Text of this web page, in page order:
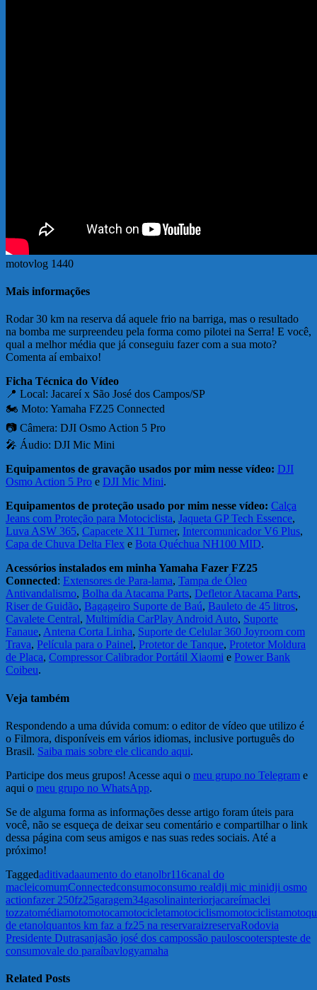
motovlog 1440
Mais informações
Rodar 30 km na reserva dá aquele frio na barriga, mas o resultado
na bomba me surpreendeu pela forma como pilotei na Serra! E você,
qual a melhor média que já conseguiu fazer com a sua moto?
Comenta aí embaixo!
Ficha Técnica do Vídeo
📍 Local: Jacareí x São José dos Campos/SP
🏍️ Moto: Yamaha FZ25 Connected
📷 Câmera: DJI Osmo Action 5 Pro
🎤 Áudio: DJI Mic Mini
Equipamentos de gravação usados por mim nesse vídeo: DJI
Osmo Action 5 Pro e DJI Mic Mini.
Equipamentos de proteção usado por mim nesse vídeo: Calça
Jeans com Proteção para Motociclista, Jaqueta GP Tech Essence,
Luva ASW 365, Capacete X11 Turner, Intercomunicador V6 Plus,
Capa de Chuva Delta Flex e Bota Quéchua NH100 MID.
Acessórios instalados em minha Yamaha Fazer FZ25
Connected: Extensores de Para-lama, Tampa de Óleo
Antivandalismo, Bolha da Atacama Parts, Defletor Atacama Parts,
Riser de Guidão, Bagageiro Suporte de Baú, Bauleto de 45 litros,
Cavalete Central, Multimídia CarPlay Android Auto, Suporte
Fanaue, Antena Corta Linha, Suporte de Celular 360 Joyroom com
Trava, Película para o Painel, Protetor de Tanque, Protetor Moldura
de Placa, Compressor Calibrador Portátil Xiaomi e Power Bank
Coibeu.
Veja também
Respondendo a uma dúvida comum: o editor de vídeo que utilizo é
o Filmora, disponíveis em vários idiomas, inclusive português do
Brasil. Saiba mais sobre ele clicando aqui.
Participe dos meus grupos! Acesse aqui o meu grupo no Telegram e
aqui o meu grupo no WhatsApp.
Se de alguma forma as informações desse artigo foram úteis para
você, não se esqueça de deixar seu comentário e compartilhar o link
dessa página com seus amigos e nas suas redes sociais. Até a
próximo!
Taggedaditivadaaumento do etanolbr116canal do
macleicomumConnectedconsumoconsumo realdji mic minidji osmo
actionfazer 250fz25garagem34gasolinainteriorjacareímaclei
tozzatomédiamotomotocamotocicletamotociclismomotociclista
de etanolquantos km faz a fz25 na reservaraizreservaRodovia
Presidente Dutrasanjasão josé dos campossão pauloscooterspteste de
consumovale do paraíbavlogyamaha
Related Posts